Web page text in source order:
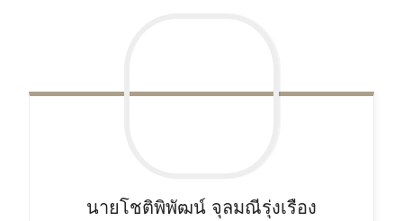
นายโชติพิพัฒน์ จุลมณีรุ่งเรือง